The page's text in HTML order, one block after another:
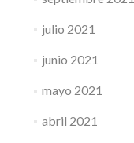
julio 2021
junio 2021
mayo 2021
abril 2021